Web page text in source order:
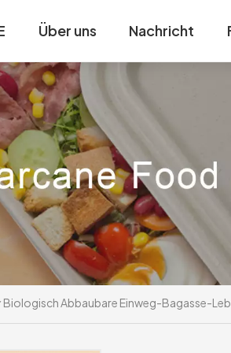
Über uns Nachricht
Biologisch Abbaubare Einweg-Bagasse-